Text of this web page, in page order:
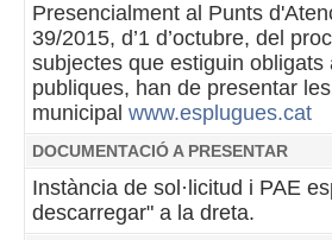
Presencialment al Punts
39/2015, d’1 d’octubre, del
subjectes que estiguin
publiques, han de presentar
municipal www.esplugues.cat
DOCUMENTACIÓ A PRESENTAR
Instància de sol·licitud i PAE
descarregar" a la dreta.